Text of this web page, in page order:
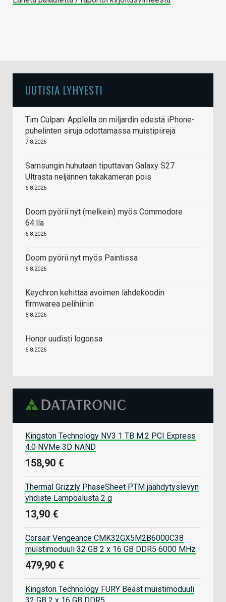
UUTISIA LYHYESTI
Tim Culpan: Applella on miljardin edestä iPhone-
puhelinten siruja odottamassa muistipiirejä
7.8.2026
Samsungin huhutaan tiputtavan Galaxy S27
Ultrasta neljännen takakameran pois
6.8.2026
Doom pyörii nyt (melkein) myös Commodore
64:llä
6.8.2026
Doom pyörii nyt myös Paintissa
6.8.2026
Keychron kehittää avoimen lähdekoodin
firmwarea pelihiiriin
5.8.2026
Honor uudisti logonsa
5.8.2026
Kingston Technology NV3 1 TB M.2 PCI Express
4.0 NVMe 3D NAND
158,90 €
Thermal Grizzly PhaseSheet PTM jäähdytyslevyn
yhdiste Lämpöalusta 2 g
13,90 €
Corsair Vengeance CMK32GX5M2B6000C38
muistimoduuli 32 GB 2 x 16 GB DDR5 6000 MHz
479,90 €
Kingston Technology FURY Beast muistimoduuli